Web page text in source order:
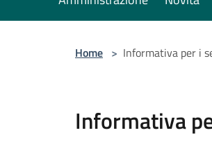
Home > Informativa per i
Informativa